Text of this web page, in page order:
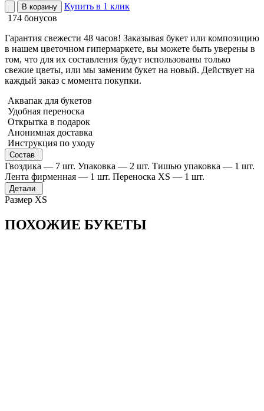
В корзину
Купить в 1 клик
174 бонусов
Гарантия свежести 48 часов! Заказывая букет или композицию
в нашем цветочном гипермаркете, вы можете быть уверены в
том, что для их составления будут использованы только
свежие цветы, или мы заменим букет на новый. Действует на
каждый заказ с момента покупки.
Аквапак для букетов
Удобная переноска
Открытка в подарок
Анонимная доставка
Инструкция по уходу
Состав
Гвоздика — 7 шт. Упаковка — 2 шт. Тишью упаковка — 1 шт.
Лента фирменная — 1 шт. Переноска XS — 1 шт.
Детали
Размер ХS
ПОХОЖИЕ БУКЕТЫ